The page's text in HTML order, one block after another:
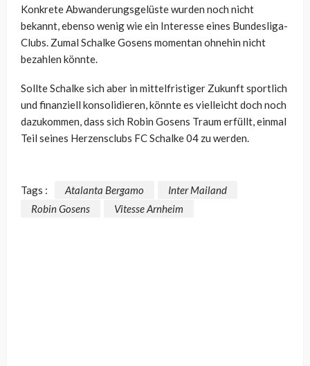
Konkrete Abwanderungsgelüste wurden noch nicht
bekannt, ebenso wenig wie ein Interesse eines Bundesliga-
Clubs. Zumal Schalke Gosens momentan ohnehin nicht
bezahlen könnte.
Sollte Schalke sich aber in mittelfristiger Zukunft sportlich
und finanziell konsolidieren, könnte es vielleicht doch noch
dazukommen, dass sich Robin Gosens Traum erfüllt, einmal
Teil seines Herzensclubs FC Schalke 04 zu werden.
Tags : Atalanta Bergamo
Inter Mailand
Robin Gosens
Vitesse Arnheim